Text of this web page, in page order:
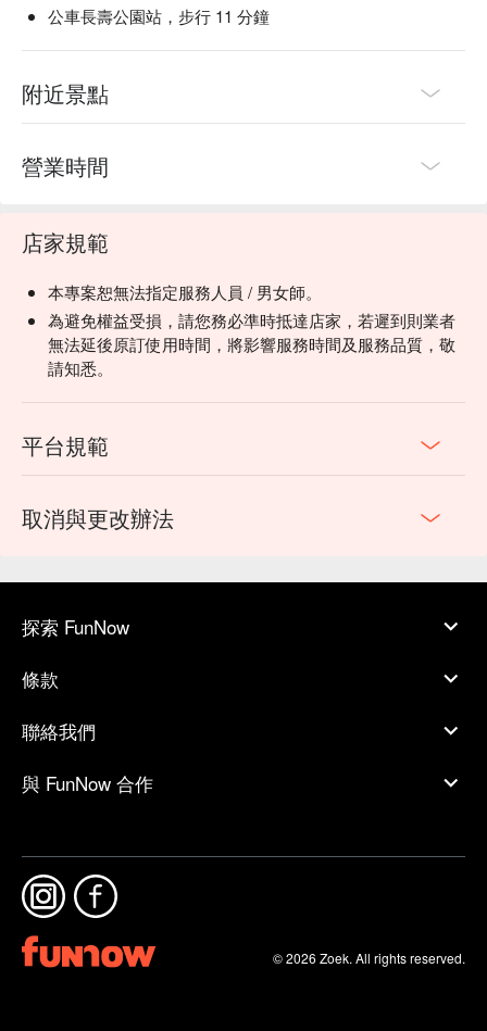
公車長壽公園站，步行 11 分鐘
附近景點
營業時間
店家規範
本專案恕無法指定服務人員 / 男女師。
為避免權益受損，請您務必準時抵達店家，若遲到則業者
無法延後原訂使用時間，將影響服務時間及服務品質，敬
請知悉。
平台規範
取消與更改辦法
探索 FunNow
條款
聯絡我們
與 FunNow 合作
© 2026 Zoek. All rights reserved.